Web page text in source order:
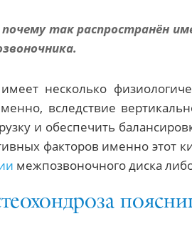
так распространён
несколько
вследствие
и обеспечить
факторов именно этот
межпозвоночного диска